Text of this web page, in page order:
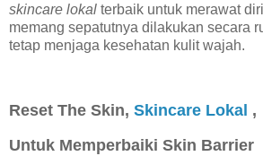
skincare lokal terbaik untuk merawat
memang sepatutnya dilakukan secara
tetap menjaga kesehatan kulit wajah.
Reset The Skin, Skincare Lokal ,
Untuk Memperbaiki Skin Barrier